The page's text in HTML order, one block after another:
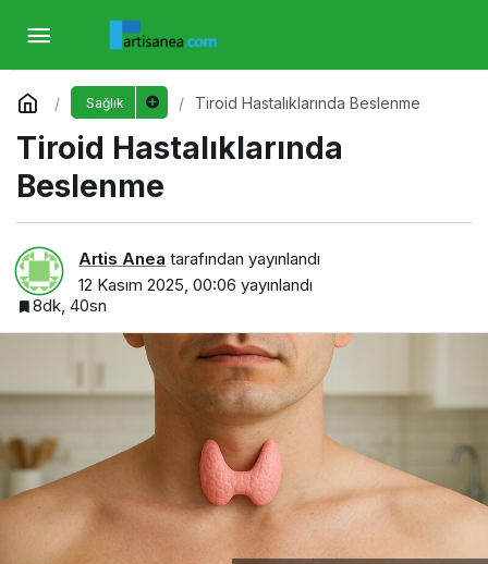
Sağlık Tiroid Hastalıklarında Beslenme
Tiroid Hastalıklarında
Beslenme
Artis Anea tarafından yayınlandı
12 Kasım 2025, 00:06 yayınlandı
8dk, 40sn
Tiroid Hastalıklarında Beslenme
Yorum Yap